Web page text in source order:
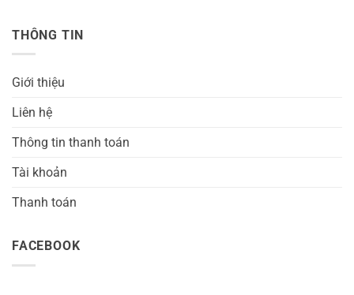
THÔNG TIN
Giới thiệu
Liên hệ
Thông tin thanh toán
Tài khoản
Thanh toán
FACEBOOK